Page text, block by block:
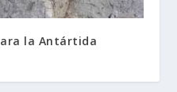
la Antártida